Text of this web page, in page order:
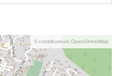
© contributeurs OpenStreetMap